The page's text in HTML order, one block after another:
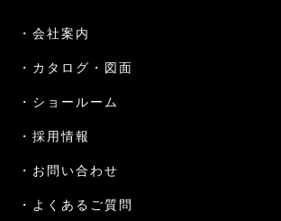
会社案内
カタログ・図面
ショールーム
採用情報
お問い合わせ
よくあるご質問